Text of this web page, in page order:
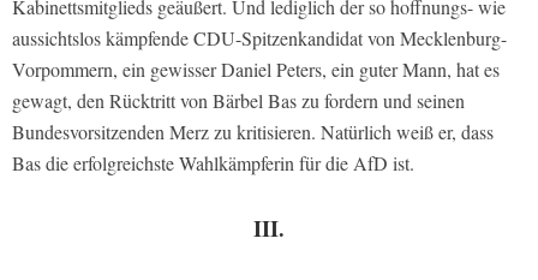
Kabinettsmitglieds geäußert. Und lediglich der so hoffnungs- wie
aussichtslos kämpfende CDU-Spitzenkandidat von Mecklenburg-
Vorpommern, ein gewisser Daniel Peters, ein guter Mann, hat es
gewagt, den Rücktritt von Bärbel Bas zu fordern und seinen
Bundesvorsitzenden Merz zu kritisieren. Natürlich weiß er, dass
Bas die erfolgreichste Wahlkämpferin für die AfD ist.
III.